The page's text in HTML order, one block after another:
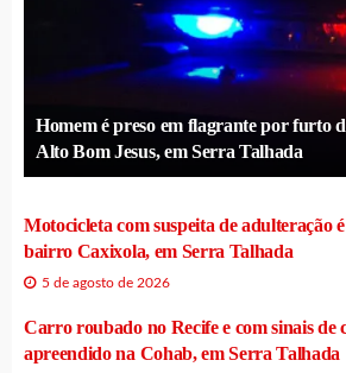
Homem é preso em flagrante por furto
Alto Bom Jesus, em Serra Talhada
Motocicleta com suspeita de adulteração
bairro Caxixola, em Serra Talhada
5 de agosto de 2026
Carro roubado no Recife e com sinais de
apreendido na Cohab, em Serra Talhada